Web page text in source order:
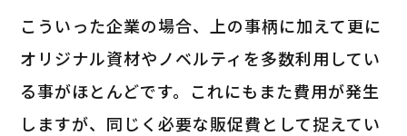
こういった企業の場合、上の事柄に加えて更に
オリジナル資材やノベルティを多数利用してい
る事がほとんどです。これにもまた費用が発生
しますが、同じく必要な販促費として捉えてい